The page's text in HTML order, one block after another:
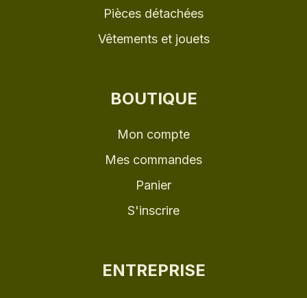
Pièces détachées
Vêtements et jouets
BOUTIQUE
Mon compte
Mes commandes
Panier
S'inscrire
ENTREPRISE